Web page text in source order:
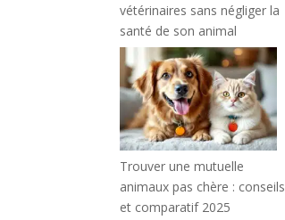
vétérinaires sans négliger la
santé de son animal
Trouver une mutuelle
animaux pas chère : conseils
et comparatif 2025